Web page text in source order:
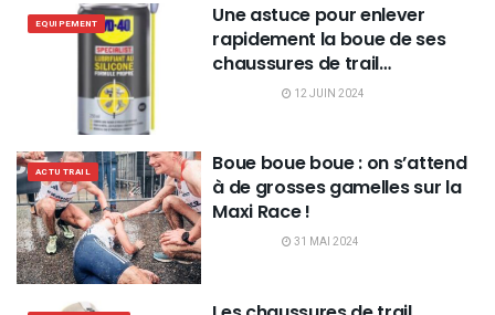
EQUIPEMENT
Une astuce pour enlever
rapidement la boue de ses
chaussures de trail…
12 JUIN 2024
ACTU TRAIL
Boue boue boue : on s’attend
à de grosses gamelles sur la
Maxi Race !
31 MAI 2024